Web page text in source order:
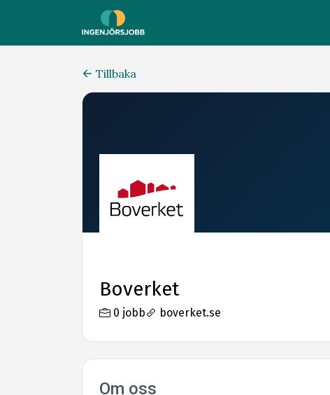
Tillbaka
Boverket
0 jobb boverket.se
Om oss